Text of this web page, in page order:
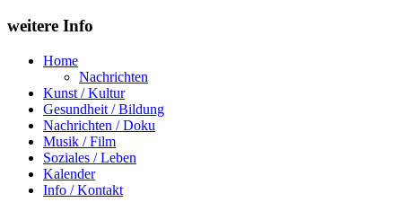
weitere Info
Home
Nachrichten
Kunst / Kultur
Gesundheit / Bildung
Nachrichten / Doku
Musik / Film
Soziales / Leben
Kalender
Info / Kontakt